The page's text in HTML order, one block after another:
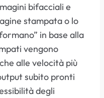
bifacciali e
stampata o lo
in base alla
vengono
alle velocità più
subito pronti
degli